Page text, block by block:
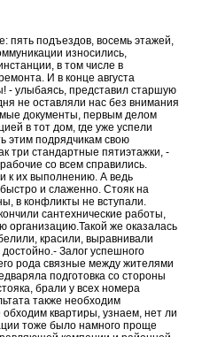
пять подъездов, восемь этажей,
износились,
в том числе в
И в конце августа
- улыбаясь, представил старшую
не оставляли нас без внимания
документы, первым делом
в тот дом, где уже успели
этим подрядчикам свою
три стандартные пятиэтажки, -
со всем справились.
к их выполнению. А ведь
и слаженно. Стояк на
в конфликты не вступали.
сантехнические работы,
организацию.Такой же оказалась
красили, выравнивали
Залог успешного
рода связные между жителями
подготовка со стороны
брали у всех номера
также необходим
квартиры, узнаем, нет ли
тоже было намного проще